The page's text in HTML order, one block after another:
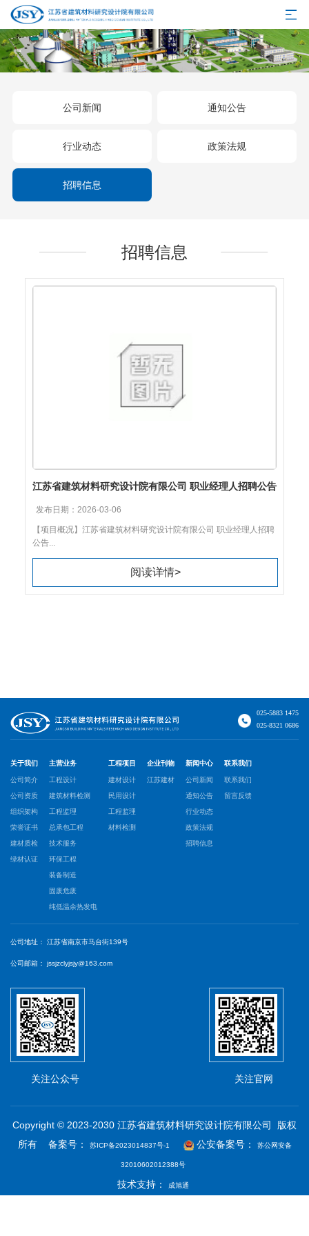
公司新闻 通知公告
行业动态 政策法规
招聘信息
招聘信息
江苏省建筑材料研究设计院有限公司 职业经理人招聘公告
发布日期：2026-03-06
【项目概况】江苏省建筑材料研究设计院有限公司 职业经理人招聘
公告...
阅读详情>
025-5883 1475
025-8321 0686
关于我们
公司简介
公司资质
组织架构
荣誉证书
建材质检
绿材认证
主营业务
工程设计
建筑材料检测
工程监理
总承包工程
技术服务
环保工程
装备制造
固废危废
纯低温余热发电
工程项目
建材设计
民用设计
工程监理
材料检测
企业刊物
江苏建材
新闻中心
公司新闻
通知公告
行业动态
政策法规
招聘信息
联系我们
联系我们
留言反馈
公司地址： 江苏省南京市马台街139号
公司邮箱： jssjzclyjsjy@163.com
关注公众号 关注官网
Copyright © 2023-2030 江苏省建筑材料研究设计院有限公司 版权
所有 备案号：
苏ICP备2023014837号-1 公安备案号： 苏公网安备
32010602012388号
技术支持： 成旭通